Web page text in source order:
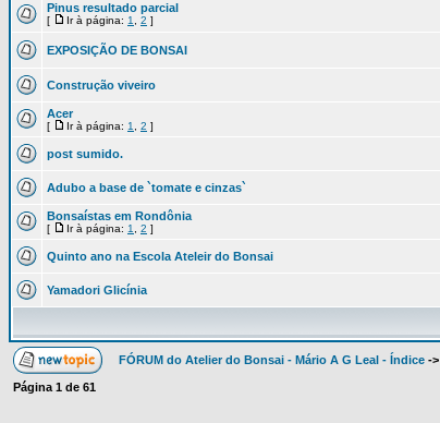
Pinus resultado parcial
[ Ir à página: 1 2 ]
EXPOSIÇÃO DE BONSAI
Construção viveiro
Acer
[ Ir à página: 1 2 ]
post sumido.
Adubo a base de `tomate e cinzas`
Bonsaístas em Rondônia
[ Ir à página: 1 2 ]
Quinto ano na Escola Ateleir do Bonsai
Yamadori Glicínia
FÓRUM do Atelier do Bonsai - Mário A G Leal - Índice ->
Página 1 de 61